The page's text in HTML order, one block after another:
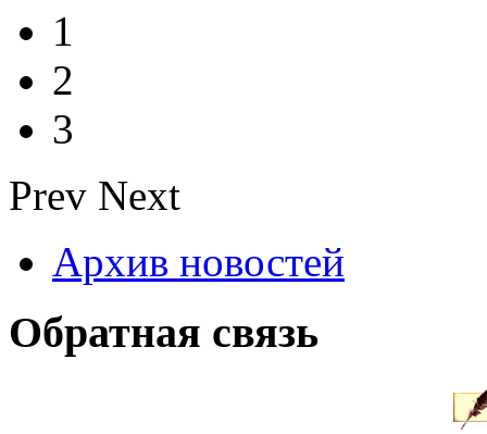
1
2
3
Prev Next
Архив новостей
Обратная связь